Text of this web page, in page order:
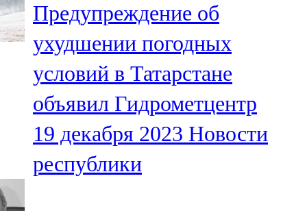
Нурлат
104,7 FM
Олы Әтнә
71,42 FM
Сарман
107,8 FM
Предупреждение об
ухудшении погодных
условий в Татарстане
объявил Гидрометцентр
19 декабря 2023 Новости
республики